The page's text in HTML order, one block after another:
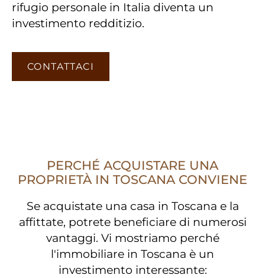
rifugio personale in Italia diventa un
investimento redditizio.
CONTATTACI
PERCHÉ ACQUISTARE UNA
PROPRIETÀ IN TOSCANA CONVIENE
Se acquistate una casa in Toscana e la
affittate, potrete beneficiare di numerosi
vantaggi. Vi mostriamo perché
l'immobiliare in Toscana è un
investimento interessante: